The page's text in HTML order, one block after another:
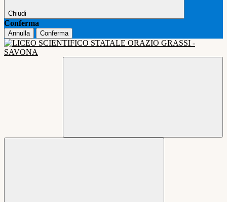
Chiudi
Conferma
Annulla Conferma